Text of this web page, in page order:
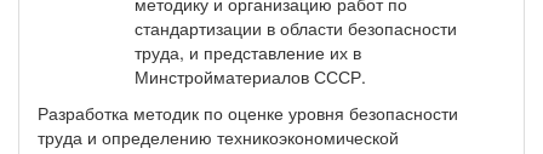
стандартизации в области безопасности
труда, и представление их в
Минстройматериалов СССР.
Разработка методик по оценке уровня безопасности
труда и определению техникоэкономической